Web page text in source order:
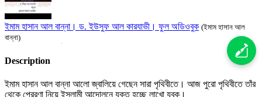
ইমাম হাসান আল বান্না। ড. ইউসুফ আল কারযাভী। ফুল অডিওবুক (ইমাম হাসান আল
বান্না)
Description
ইমাম হাসান আল বান্না আলো জ্বালিয়ে গেছেন সারা পৃথিবীতে। আজ পুরো পৃথিবীতে তাঁর
থেকে প্রেরণা নিয়ে ইসলামী আন্দোলনে যুক্ত হচ্ছে লাখো যুবক।